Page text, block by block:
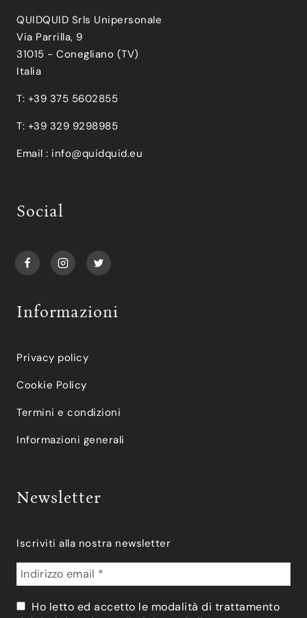
QUIDQUID Srls Unipersonale
Via Parrilla, 9
31015 - Conegliano (TV)
Italia
T: +39 375 5602855
T: +39 329 9298985
Email : info@quidquid.eu
Social
Informazioni
Privacy policy
Cookie Policy
Termini e condizioni
Informazioni generali
Newsletter
Iscriviti alla nostra newsletter
Ho letto ed accetto le modalità di trattamento